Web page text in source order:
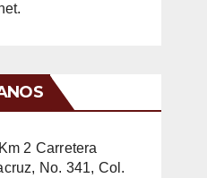
Km 2 Carretera
No. 341, Col.